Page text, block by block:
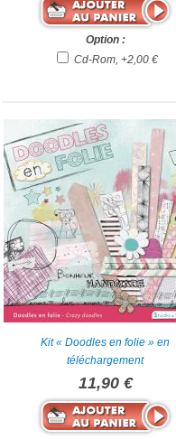
Option :
Cd-Rom, +2,00 €
Kit « Doodles en folie » en
téléchargement
11,90 €